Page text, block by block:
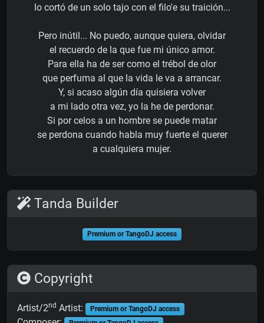
lo cortó de un solo tajo con el filo'e su traición...
Pero inútil... No puedo, aunque quiera, olvidar
el recuerdo de la que fue mi único amor.
Para ella ha de ser como el trébol de olor
que perfuma al que la vida le va a arrancar.
Y, si acaso algún día quisiera volver
a mi lado otra vez, yo la he de perdonar.
Si por celos a un hombre se puede matar
se perdona cuando habla muy fuerte el querer
a cualquiera mujer.
Tanda Builder
Premium or TangoDJ access
Copyright
Artist/2nd Artist: Premium or TangoDJ access